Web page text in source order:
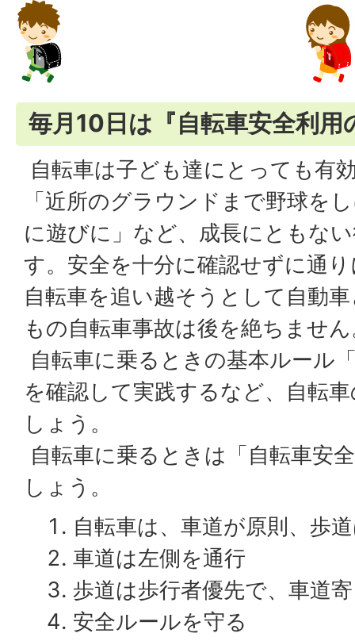
毎月10日は『自転車安全利用
自転車は子ども達にとっても有
「近所のグラウンドまで野球を
に遊びに」など、成長にともな
す。安全を十分に確認せずに通
自転車を追い越そうとして自動
もの自転車事故は後を絶ちませ
自転車に乗るときの基本ルール
を確認して実践するなど、自転
しょう。
自転車に乗るときは「自転車安
しょう。
自転車は、車道が原則、歩
車道は左側を通行
歩道は歩行者優先で、車道
安全ルールを守る